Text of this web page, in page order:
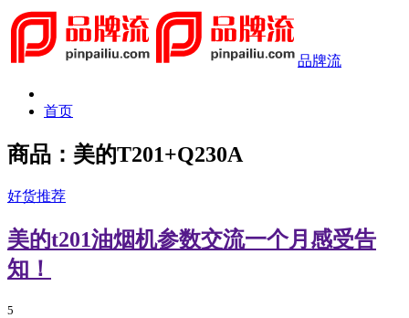
品牌流
首页
商品：美的T201+Q230A
好货推荐
美的t201油烟机参数交流一个月感受告
知！
5